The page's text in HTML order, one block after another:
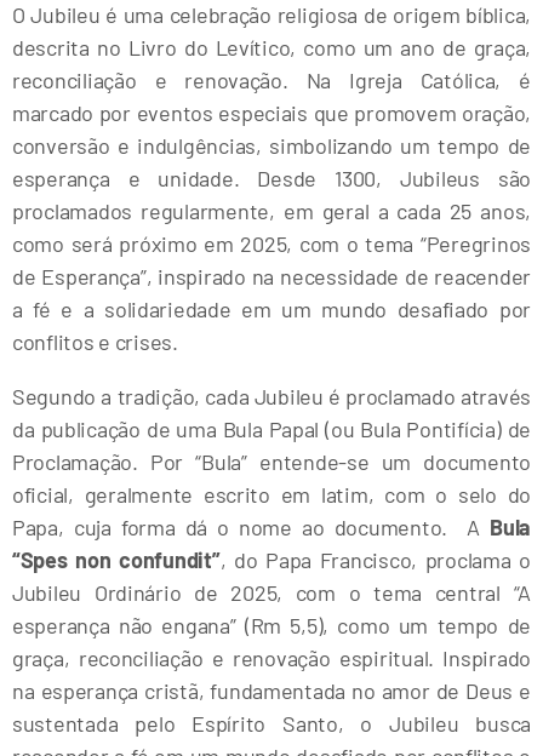
O Jubileu é uma celebração religiosa de origem bíblica,
descrita no Livro do Levítico, como um ano de graça,
reconciliação e renovação. Na Igreja Católica, é
marcado por eventos especiais que promovem oração,
conversão e indulgências, simbolizando um tempo de
esperança e unidade. Desde 1300, Jubileus são
proclamados regularmente, em geral a cada 25 anos,
como será próximo em 2025, com o tema “Peregrinos
de Esperança”, inspirado na necessidade de reacender
a fé e a solidariedade em um mundo desafiado por
conflitos e crises.
Segundo a tradição, cada Jubileu é proclamado através
da publicação de uma Bula Papal (ou Bula Pontifícia) de
Proclamação. Por “Bula” entende-se um documento
oficial, geralmente escrito em latim, com o selo do
Papa, cuja forma dá o nome ao documento. A Bula
“Spes non confundit”, do Papa Francisco, proclama o
Jubileu Ordinário de 2025, com o tema central “A
esperança não engana” (Rm 5,5), como um tempo de
graça, reconciliação e renovação espiritual. Inspirado
na esperança cristã, fundamentada no amor de Deus e
sustentada pelo Espírito Santo, o Jubileu busca